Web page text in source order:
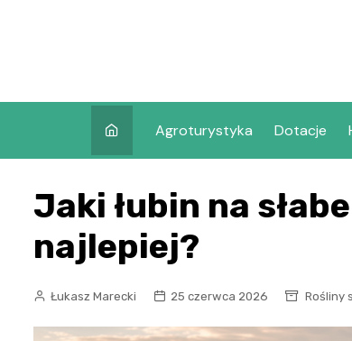
Agroturystyka Dotacje
Jaki łubin na
najlepiej?
Łukasz Marecki 25 czerwca 2026 Rośliny